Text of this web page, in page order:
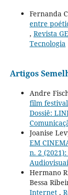
Fernanda
entre
, Revista
Tecnologia
Artigos
Andre
film
Dossiê:
Joanise
EM
n. 2
Hermano
Bessa
Internet ,